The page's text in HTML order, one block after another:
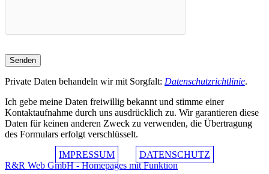
Private Daten behandeln wir mit Sorgfalt: Datenschutzrichtlinie.
Ich gebe meine Daten freiwillig bekannt und stimme einer
Kontaktaufnahme durch uns ausdrücklich zu. Wir garantieren diese
Daten für keinen anderen Zweck zu verwenden, die Übertragung
des Formulars erfolgt verschlüsselt.
IMPRESSUM
DATENSCHUTZ
R&R Web GmbH - Homepages mit Funktion